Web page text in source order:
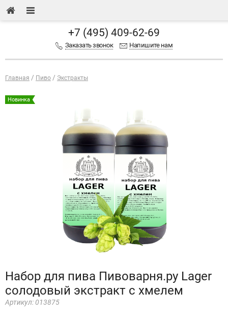
+7 (495) 409-62-69
Заказать звонок Напишите нам
Главная Пиво Экстракты
Новинка
Набор для пива Пивоварня.ру Lager
солодовый экстракт с хмелем
Артикул: 013875